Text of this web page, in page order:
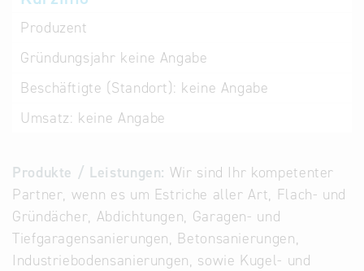
Bavaria“
Datenbank
Alternative
Datenbanken
aus
Österreich
und der
Produzent
Gründungsjahr keine Angabe
Beschäftigte (Standort): keine Angabe
Umsatz: keine Angabe
Produkte / Leistungen: Wir sind Ihr kompetenter
Partner, wenn es um Estriche aller Art, Flach- und
Gründächer, Abdichtungen, Garagen- und
Tiefgaragensanierungen, Betonsanierungen,
Industriebodensanierungen, sowie Kugel- und